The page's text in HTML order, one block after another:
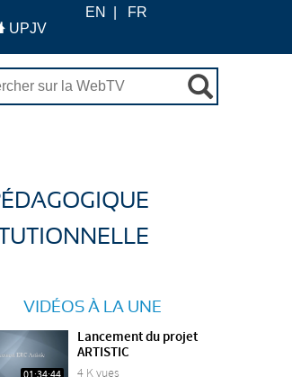
UPJV
EN FR
VIDÉOS À LA UNE
Lancement du projet
ARTISTIC
4 K vues